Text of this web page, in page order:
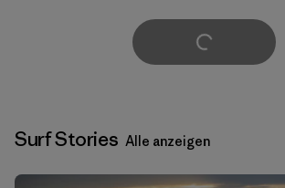
weitere laden
Surf Stories Alle anzeigen